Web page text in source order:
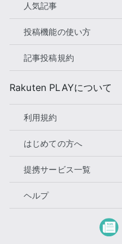
人気記事
投稿機能の使い方
記事投稿規約
Rakuten PLAYについて
利用規約
はじめての方へ
提携サービス一覧
ヘルプ